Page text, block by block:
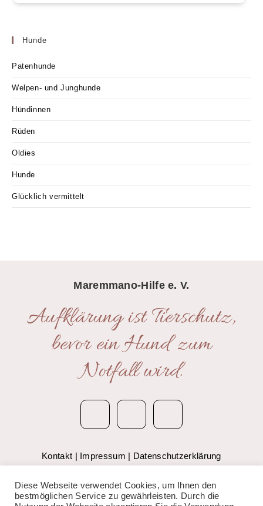
Hunde
Patenhunde
Welpen- und Junghunde
Hündinnen
Rüden
Oldies
Hunde
Glücklich vermittelt
Maremmano-Hilfe e. V.
Aufklärung ist Tierschutz,
bevor ein Hund zum
Notfall wird.
Kontakt | Impressum | Datenschutzerklärung
© 2020 Anima Bianca – Maremmano-Hilfe e.V.
Diese Webseite verwendet Cookies, um Ihnen den
bestmöglichen Service zu gewährleisten. Durch die